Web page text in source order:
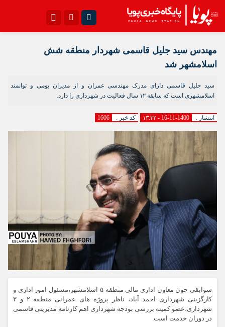
سروش
آپارات اپلیکیشن
مهندس سید جلیل قاسمی شهردار منطقه شش
اسلامشهر شد
سید جلیل قاسمی دارای مدرک مهندسی عمران و از مدیران بومی و توانمند
اسلامشهری است که سابقه ۱۲ سال فعالیت در شهرداری را دارد.
انتشار : 1400-11-16 - ۱۳:۳۲ کد خبر : 1606
سوابقی چون معاون اداری مالی منطقه ۵ اسلامشهر،مسئول امور اداری و
کارگزینی شهرداری احمد آباد، ناظر پروژه های عمرانی منطقه ۲ و ۳
شهرداری،عضو کمیته بررسی بودجه شهرداری اهم کارنامه مدیریتی قاسمی
در دوران خدمت است.